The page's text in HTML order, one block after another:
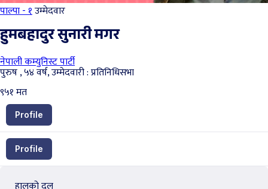
पाल्पा - १उम्मेदवार
हुमबहादुर सुनारी मगर
नेपाली कम्युनिस्ट पार्टी
पुरुष , ५४ वर्ष, उम्मेदवारी : प्रतिनिधिसभा
९५१मत
Profile
Profile